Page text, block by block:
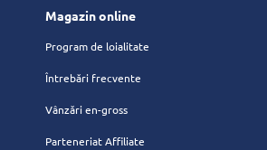
Magazin online
Program de loialitate
Întrebări frecvente
Vânzări en-gross
Parteneriat Affiliate